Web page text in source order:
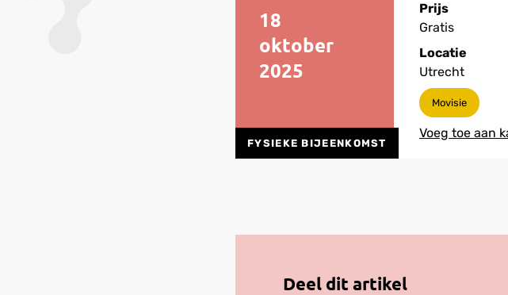
18
oktober
2025
FYSIEKE BIJEENKOMST
Prijs
Gratis
Locatie
Utrecht
Movisie
Deel dit artikel